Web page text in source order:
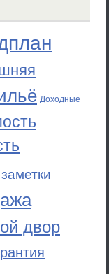
Доходные
двор